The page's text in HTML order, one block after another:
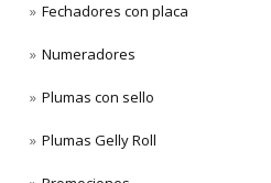
Fechadores con placa
Numeradores
Plumas con sello
Plumas Gelly Roll